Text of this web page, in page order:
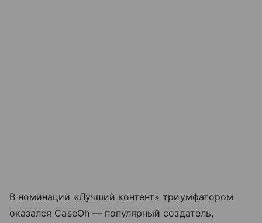
В номинации «Лучший контент» триумфатором
оказался CaseOh — популярный создатель,